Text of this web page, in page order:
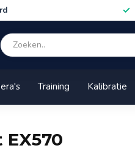
Training Kalibratie